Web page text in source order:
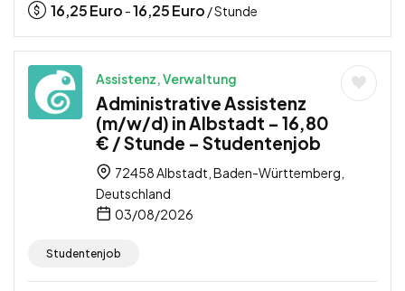
16,25Euro -16,25Euro / Stunde
Assistenz, Verwaltung
Administrative Assistenz
(m/w/d) in Albstadt – 16,80
€ / Stunde – Studentenjob
72458 Albstadt, Baden-Württemberg,
Deutschland
03/08/2026
Studentenjob